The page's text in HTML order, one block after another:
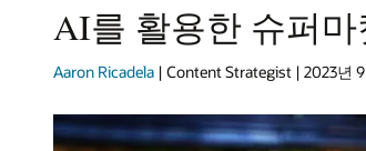
AI를 활용한 슈퍼
Aaron Ricadela | Content Strategist | 2023년